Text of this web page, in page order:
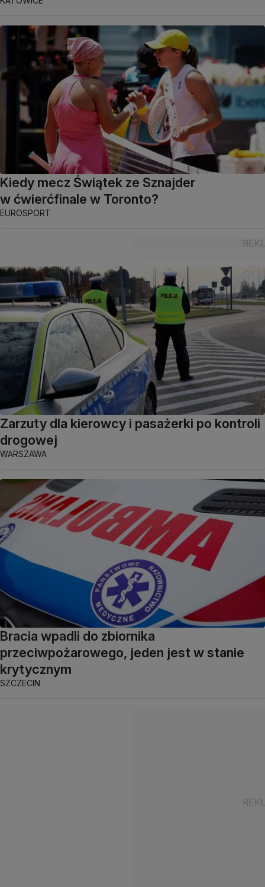
Kiedy mecz Świątek ze Sznajder
w ćwierćfinale w Toronto?
EUROSPORT
Zarzuty dla kierowcy i pasażerki po kontroli
drogowej
WARSZAWA
Bracia wpadli do zbiornika
przeciwpożarowego, jeden jest w stanie
krytycznym
SZCZECIN